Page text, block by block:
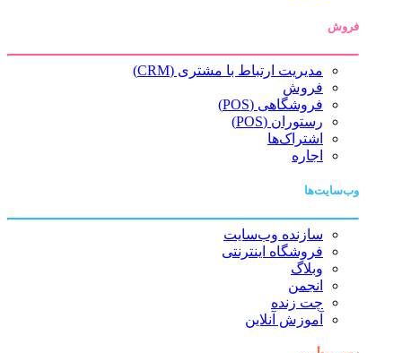
فروش
مدیریت ارتباط با مشتری (CRM)
فروش
فروشگاهی (POS)
رستوران (POS)
اشتراک‌ها
اجاره
وب‌سایت‌ها
سازنده وب‌سایت
فروشگاه اینترنتی
وبلاگ
انجمن
چت زنده
آموزش آنلاین